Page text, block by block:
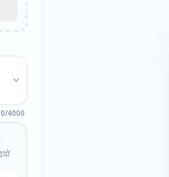
0/4000